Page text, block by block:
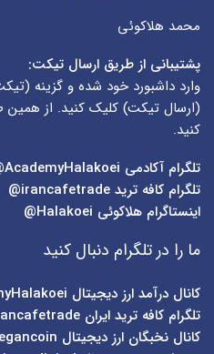
محمد هلاکوئی
پشتیبانی از طریق ارسال تیکت:
وارد داشبورد خود شده و گزینه (
(ارسال تیکت) کلیک کنید. از
کنید.
تلگرام آکادمی
تلگرام کافه ترید irancafetrade@
اینستاگرام هلاکوئی Halakoei@
ما را در تلگرام دنبال کنید
کانال درآمد ارز دیجیتال
تلگرام کافه ترید ایران
کانال نخبگان ارز دیجیتال